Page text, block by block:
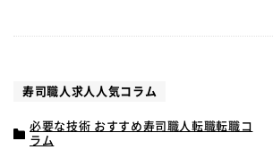
寿司職人求人人気コラム
必要な技術 おすすめ寿司職人転職転職コ
ラム